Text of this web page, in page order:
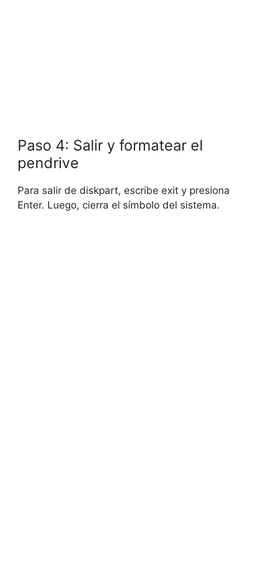
Paso 4: Salir y formatear el
pendrive
Para salir de diskpart, escribe exit y presiona
Enter. Luego, cierra el símbolo del sistema.